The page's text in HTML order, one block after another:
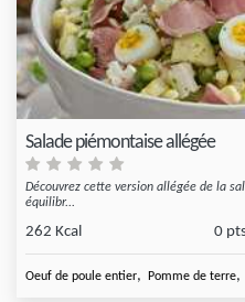
Salade piémontaise allégée
Découvrez cette version allégée de la
équilibr...
262 Kcal 0
Oeuf de poule entier, Pomme de terre,